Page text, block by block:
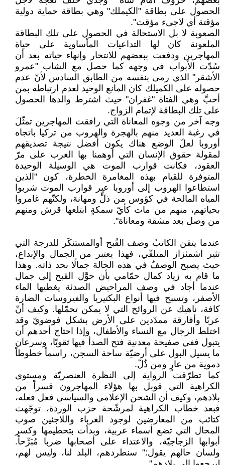
الحصول على بطاقة "الكيملك" وهي بطاقة حماية دولية
مؤقتة أي لاجىء مؤقت".
الصعوبة لا بل الاستحالة في الحصول على تلك البطاقة
الملعونة كان لها التداعيات المأساوية على حياة
المهاجرين ودفعت ببعضهم للانتحار وإنهاء حياته بعد أن
سُدّت الأبواب في وجهه كما حصل مع الشاب "عمرو
الأشقر" الذي رمى بنفسه من الطابق السادس لأنّ عدم
حصوله على الكميلك كان المانع الوحيد لعدم ارتباطه بمن
أحبَّ وهي الفتاة "غفران" حيث اشترط والدها الحصول
على تلك البطاقة لإتمام الزواج.
وجه آخر من وجوه المعاناة التي رافقت المهاجرين تمثّلَ
في رغبة العديد منهم بالهجرة والهروب من تركيا باتجاه
أوروبا لعلّ الوضع هناك يكون أفضل نتيجة تصديقهم
لمقولة حقوق الإنسان التي أوهمنا بها الغرب على مرّ
العقود، فكانت قوارب الموت هي الوسيلة الوحيدة
المتوفرة للقيام بهذه المغامرة الخطرة، كون "الذين
استطاعوا الهروب إلى أوروبا عبر قوارب الموت شربوا
المياه المالحة في كؤوس من ذلٍّ ومهانة، ولكنّهم غامروا
بحياتهم، منهم من مات كأيّ سمكةٍ ابتلعها قرش ومنهم
من وصل بعد مشقة ومعاناة".
عندما يتقن الكاتبُ وصف القُبح أوالمستنكَر للدرجة التي
تثير اشمئزاز المتلقّي، فهذا يعتبر من الجمال والإبداع،
حيث يصبح الوصفُ في هذه الحالة جمالًا بحد ذاته. وهذا
ما قام به زياد كمال حمّامي بأن حوَّل القبح إلى جمال
عندما أجاد في وصف المراحيض الصدئة يغطيها الماء
الأصفر، وتسبح فيها أنواع البكتيريا والفيروسات الضارة
كافة، ناهيك عن الروائح التي لا يمكن تحمّلها. وكيف أنّ
عربًا وأفارقة ممدّدين على الأرض بشكل فوضويّ وقد
اختلط الرجال مع النساء والأطفال، وإذا احتاج أحدهم أن
يتبول ففي صفيحة معدنية فتح الصدأ فيها ثقوبًا، وسرعان
ما يسيل البول على أرضيّة ساحة السجن، راسماً خطوطاً
دموية من عارٍ ومن ذُلّ.
كما تطرّقت الرواية إلى النظرة العنصريّة ومستوى
الكراهية التي قوبل بها هؤلاء المهاجرون قسراً من
بلادهم، وكيف أن الشحن الإعلامي والسياسي فعل فعله،
فبعد خطاب الكراهية لمرشّحة حزب الوردة، توجّهت
كتائب من المعارضين لوجود الغرباء واللاجئين صوب
المحال التي تضع أسماء عربية، وبدأت بتحطيمها وكسر
أبوابها الزجاجيّة، والاعتداء على أصحابها ضربا مُبَرِّحاً.
ولسان حالهم يقول:" سنطردهم، البلد لنا، وليس لهم،